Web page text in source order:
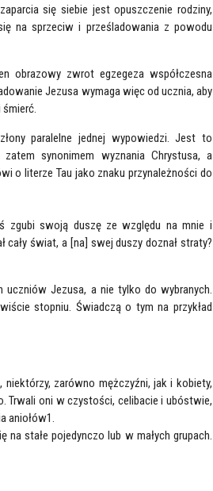
się siebie jest opuszczenie rodziny,
na sprzeciw i prześladowania z powodu
obrazowy zwrot egzegeza współczesna
Jezusa wymaga więc od ucznia, aby
paralelne jednej wypowiedzi. Jest to
synonimem wyznania Chrystusa, a
o literze Tau jako znaku przynależności do
zgubi swoją duszę ze względu na mnie i
świat, a [na] swej duszy doznał straty?
Jezusa, a nie tylko do wybranych.
stopniu. Świadczą o tym na przykład
zarówno mężczyźni, jak i kobiety,
Trwali oni w czystości, celibacie i ubóstwie,
aniołów1.
stałe pojedynczo lub w małych grupach.